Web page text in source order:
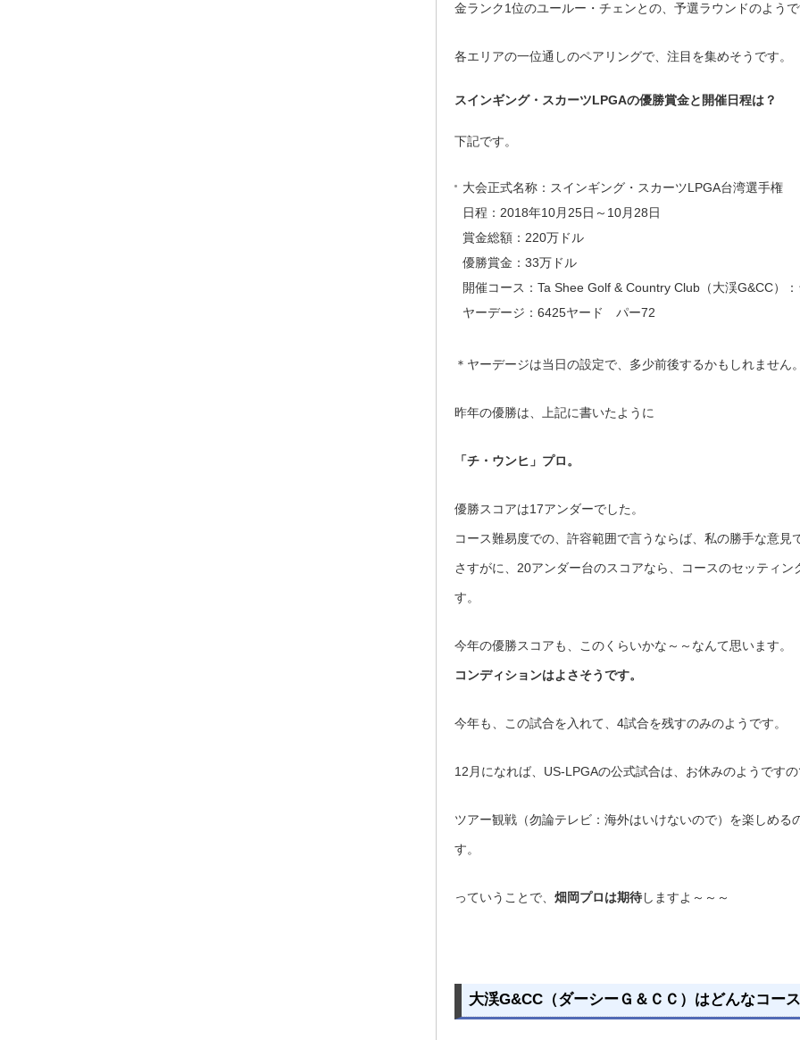
金ランク1位のユールー・チェンとの、予選ラウンドのようで
各エリアの一位通しのペアリングで、注目を集めそうです。
スインギング・スカーツLPGAの優勝賞金と開催日程は？
下記です。
大会正式名称：スインギング・スカーツLPGA台湾選手権
日程：2018年10月25日～10月28日
賞金総額：220万ドル
優勝賞金：33万ドル
開催コース：Ta Shee Golf & Country Club（大渓G&CC）
ヤーデージ：6425ヤード パー72
＊ヤーデージは当日の設定で、多少前後するかもしれません。
昨年の優勝は、上記に書いたように
「チ・ウンヒ」プロ。
優勝スコアは17アンダーでした。
コース難易度での、許容範囲で言うならば、私の勝手な意見
さすがに、20アンダー台のスコアなら、コースのセッティ
す。
今年の優勝スコアも、このくらいかな～～なんて思います。
コンディションはよさそうです。
今年も、この試合を入れて、4試合を残すのみのようです。
12月になれば、US-LPGAの公式試合は、お休みのようですの
ツアー観戦（勿論テレビ：海外はいけないので）を楽しめる
す。
っていうことで、 畑岡プロは期待しますよ～～～
大渓G&CC（ダーシーＧ＆ＣＣ）はどんなコー